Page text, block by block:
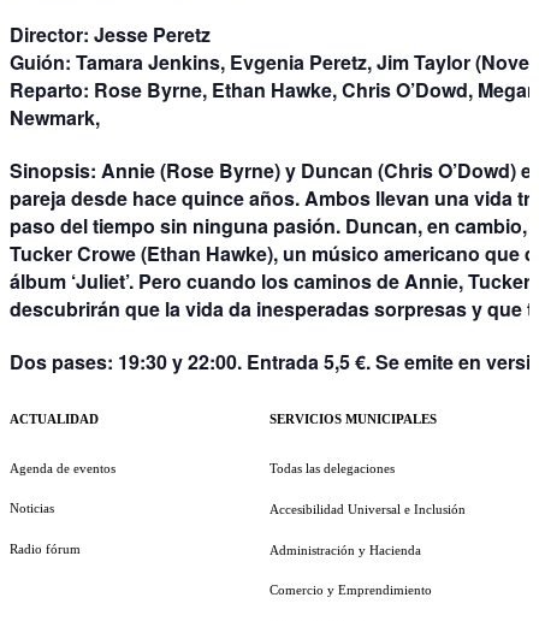
Director: Jesse Peretz
Guión: Tamara Jenkins, Evgenia Peretz, Jim Taylor
Reparto: Rose Byrne, Ethan Hawke, Chris O’Dowd,
Newmark,
Sinopsis: Annie (Rose Byrne) y Duncan (Chris O’Dowd)
pareja desde hace quince años. Ambos llevan una vida
paso del tiempo sin ninguna pasión. Duncan, en
Tucker Crowe (Ethan Hawke), un músico americano que
álbum ‘Juliet’. Pero cuando los caminos de Annie,
descubrirán que la vida da inesperadas sorpresas y que
Dos pases: 19:30 y 22:00. Entrada 5,5 €. Se emite en
ACTUALIDAD
Agenda de eventos
Noticias
Radio fórum
SERVICIOS MUNICIPALES
Todas las delegaciones
Accesibilidad Universal e Inclusión
Administración y Hacienda
Comercio y Emprendimiento